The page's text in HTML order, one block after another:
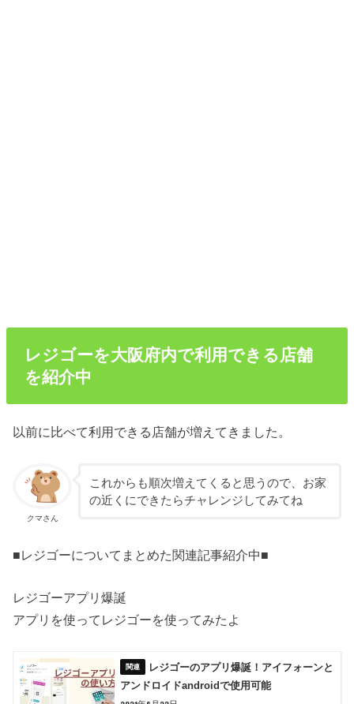
レジゴーを大阪府内で利用できる店舗
を紹介中
以前に比べて利用できる店舗が増えてきました。
クマさん
これからも順次増えてくると思うので、お家
の近くにできたらチャレンジしてみてね
■レジゴーについてまとめた関連記事紹介中■
レジゴーアプリ爆誕
アプリを使ってレジゴーを使ってみたよ
レジゴーのアプリ爆誕！アイフォーンと
アンドロイドandroidで使用可能